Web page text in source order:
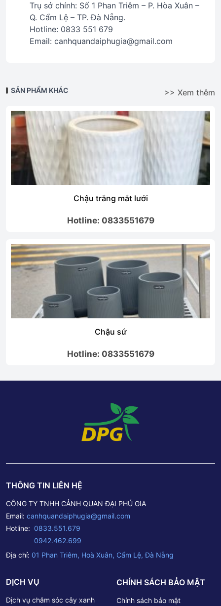
Trụ sở chính: Số 1 Phan Triêm – P. Hòa Xuân –
Q. Cẩm Lệ – TP. Đà Nẵng.
Hotline: 0833 551 679
Email: canhquandaiphugia@gmail.com
SẢN PHẨM KHÁC >> Xem thêm
Chậu trắng mắt lưới
Hotline: 0833551679
Chậu sứ
Hotline: 0833551679
THÔNG TIN LIÊN HỆ
CÔNG TY TNHH CẢNH QUAN ĐẠI PHÚ GIA
Email: canhquandaiphugia@gmail.com
Hotline: 0833.551.679
0942.462.699
Địa chỉ: 01 Phan Triêm, Hoà Xuân, Cẩm Lệ, Đà Nẵng
DỊCH VỤ
Dịch vụ chăm sóc cây xanh
CHÍNH SÁCH BẢO MẬT
Chính sách bảo mật